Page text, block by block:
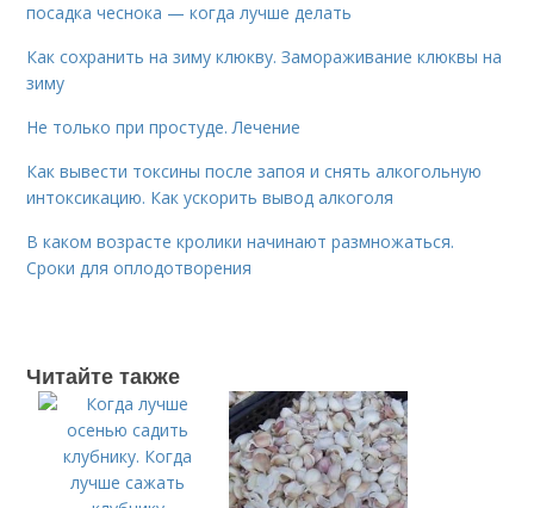
посадка чеснока — когда лучше делать
Как сохранить на зиму клюкву. Замораживание клюквы на
зиму
Не только при простуде. Лечение
Как вывести токсины после запоя и снять алкогольную
интоксикацию. Как ускорить вывод алкоголя
В каком возрасте кролики начинают размножаться.
Сроки для оплодотворения
Читайте также